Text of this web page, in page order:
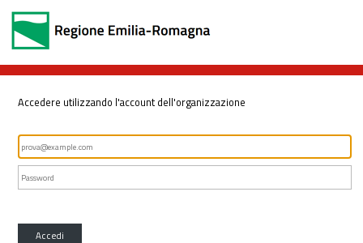
Accedere utilizzando l'account dell'organizzazione
Accedi